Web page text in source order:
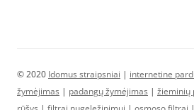
© 2020 Idomus straipsniai | internetine
žymėjimas | padangų žymėjimas | žieminių